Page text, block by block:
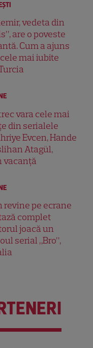
vedeta din
are o poveste
Cum a ajuns
mai iubite
vara cele mai
din serialele
Evcen, Hande
Atagül,
vacanță
revine pe ecrane
complet
joacă un
serial „Bro”,